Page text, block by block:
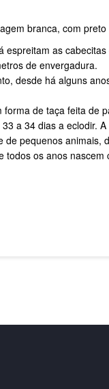
branca, com
espreitam as cabecitas
de envergadura.
desde há alguns
de taça feita de
a 34 dias a eclodir.
pequenos
os anos